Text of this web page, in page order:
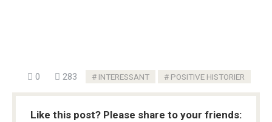
0 283 INTERESSANT POSITIVE HISTORIER
Like this post? Please share to your friends: